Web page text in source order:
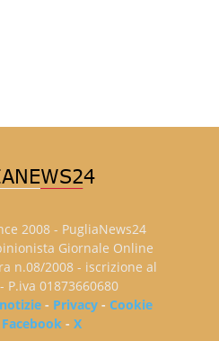
2008 - PugliaNews24
Giornale Online
n.08/2008 - iscrizione al
P.iva 01873660680
- Privacy- Cookie
Facebook -X